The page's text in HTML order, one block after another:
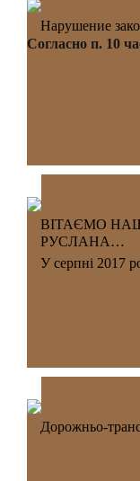
Нарушение
Согласно п. 10
ВІТАЄМО
РУСЛАНА…
У серпні 2017
Дорожньо-